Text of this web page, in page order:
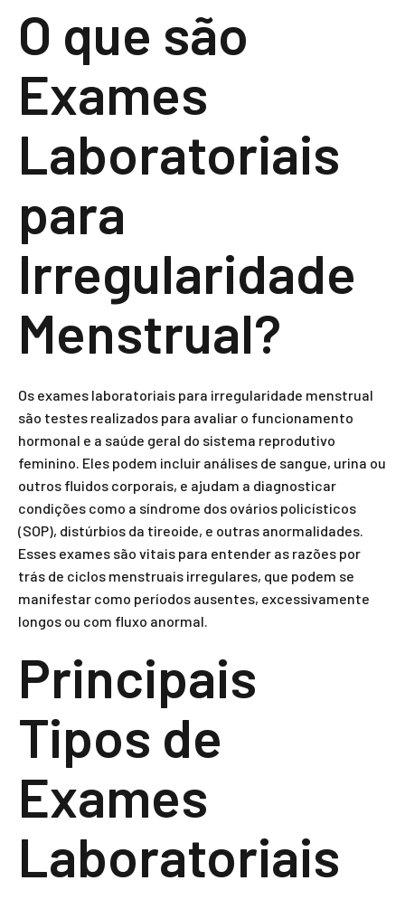
O que são
Exames
Laboratoriais
para
Irregularidade
Menstrual?
Os exames laboratoriais para irregularidade menstrual
são testes realizados para avaliar o funcionamento
hormonal e a saúde geral do sistema reprodutivo
feminino. Eles podem incluir análises de sangue, urina ou
outros fluidos corporais, e ajudam a diagnosticar
condições como a síndrome dos ovários policísticos
(SOP), distúrbios da tireoide, e outras anormalidades.
Esses exames são vitais para entender as razões por
trás de ciclos menstruais irregulares, que podem se
manifestar como períodos ausentes, excessivamente
longos ou com fluxo anormal.
Principais
Tipos de
Exames
Laboratoriais